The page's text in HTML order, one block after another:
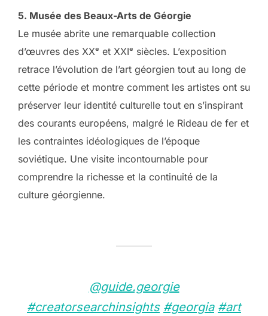
5. Musée des Beaux-Arts de Géorgie
Le musée abrite une remarquable collection
d’œuvres des XXᵉ et XXIᵉ siècles. L’exposition
retrace l’évolution de l’art géorgien tout au long de
cette période et montre comment les artistes ont su
préserver leur identité culturelle tout en s’inspirant
des courants européens, malgré le Rideau de fer et
les contraintes idéologiques de l’époque
soviétique. Une visite incontournable pour
comprendre la richesse et la continuité de la
culture géorgienne.
@guide.georgie
#creatorsearchinsights #georgia #art